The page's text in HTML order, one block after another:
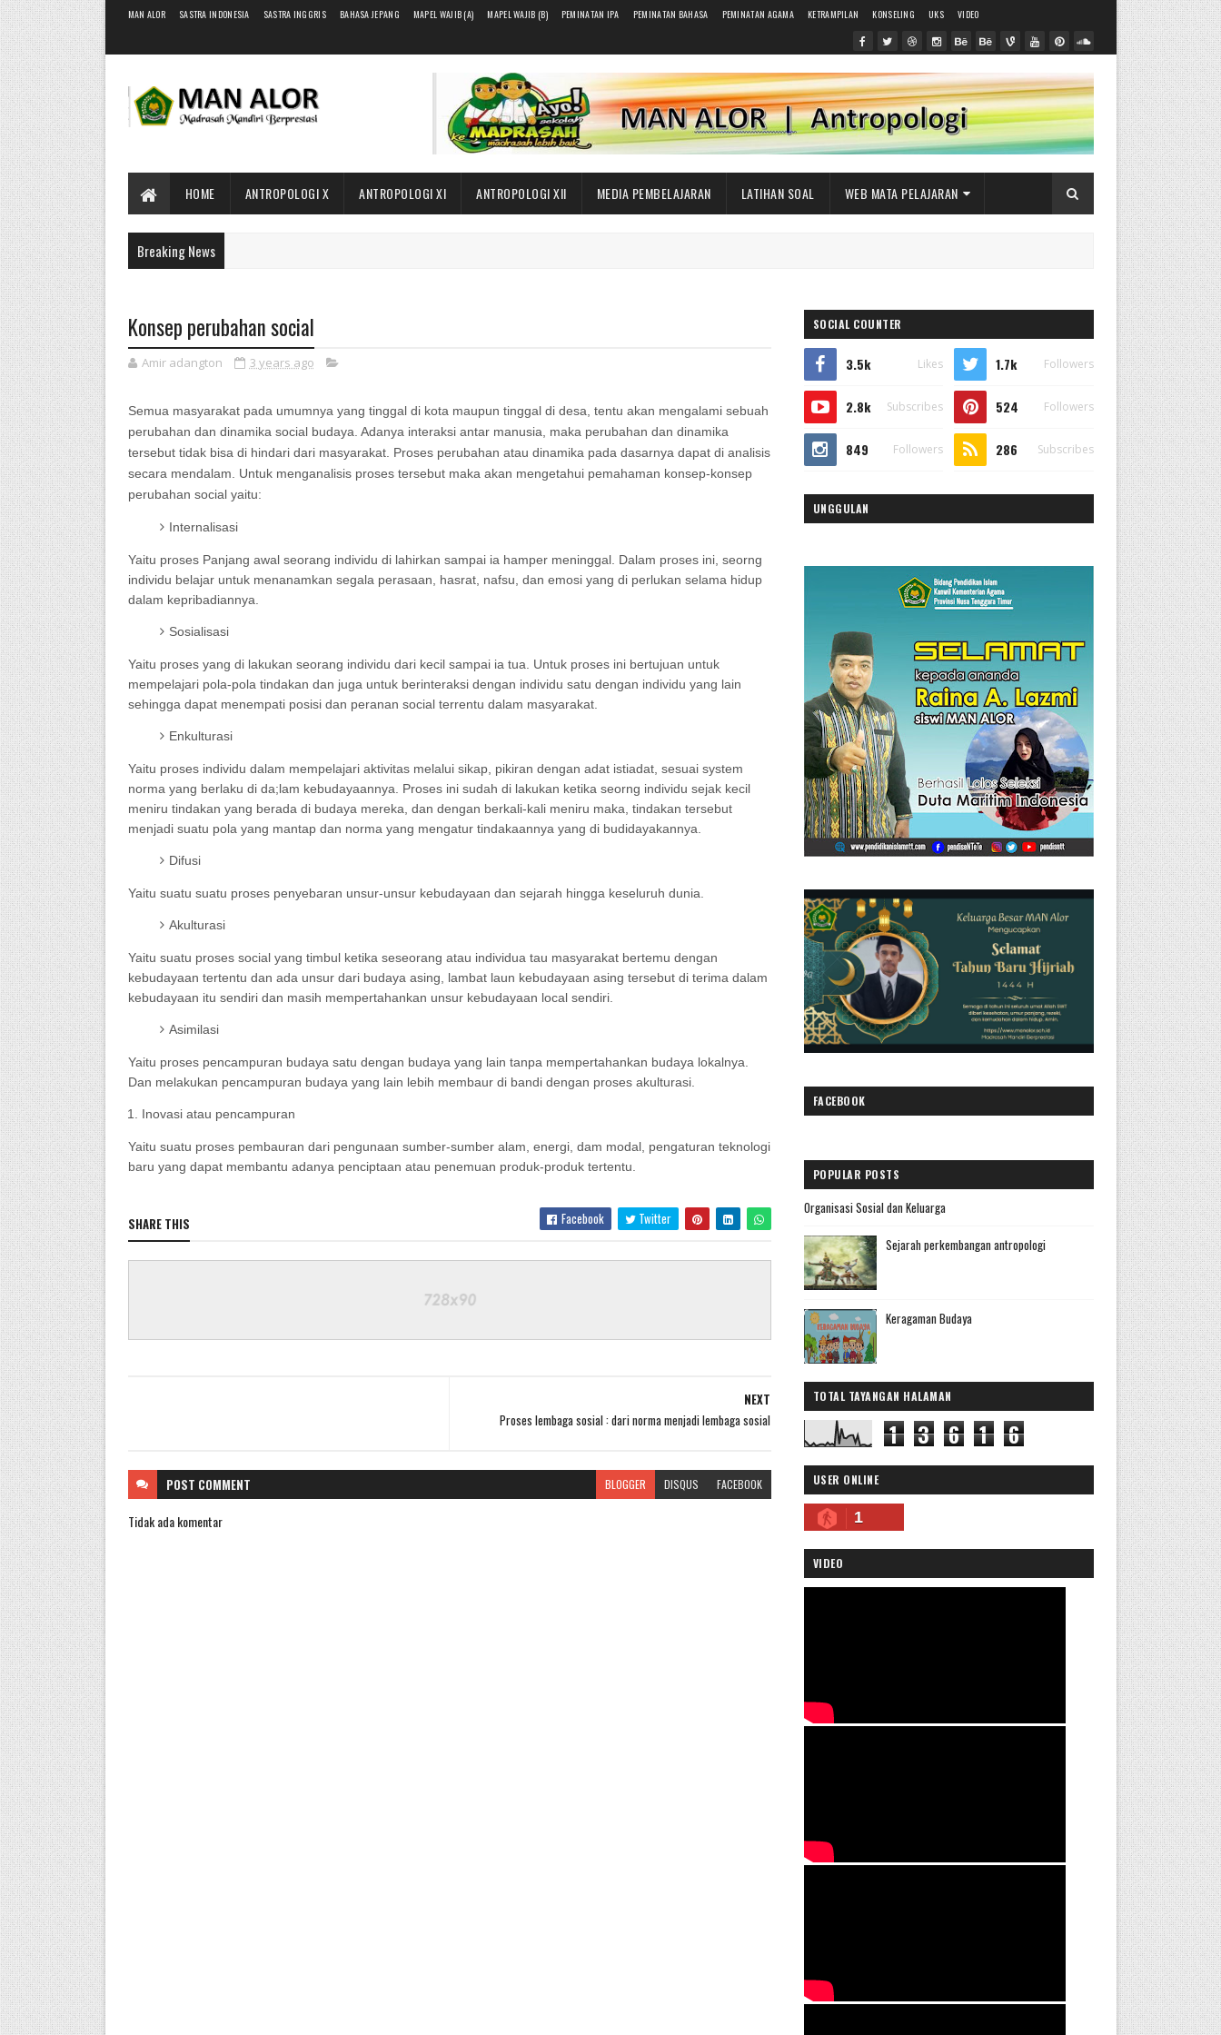
MAN ALOR SASTRA INDONESIA SASTRA INGGRIS BAHASA JEPANG MAPEL WAJIB (A) MAPEL WAJIB (B) PEMINATAN IPA PEMINATAN BAHASA PEMINATAN AGAMA KETRAMPILAN KONSELING UKS VIDEO
HOME ANTROPOLOGI X ANTROPOLOGI XI ANTROPOLOGI XII MEDIA PEMBELAJARAN LATIHAN SOAL WEB MATA PELAJARAN
Breaking News
Konsep perubahan social
Amir adangton 3 years ago
Semua masyarakat pada umumnya yang tinggal di kota maupun tinggal di desa, tentu akan mengalami sebuah
perubahan dan dinamika social budaya. Adanya interaksi antar manusia, maka perubahan dan dinamika
tersebut tidak bisa di hindari dari masyarakat. Proses perubahan atau dinamika pada dasarnya dapat di analisis
secara mendalam. Untuk menganalisis proses tersebut maka akan mengetahui pemahaman konsep-konsep
perubahan social yaitu:
Internalisasi
Yaitu proses Panjang awal seorang individu di lahirkan sampai ia hamper meninggal. Dalam proses ini, seorng
individu belajar untuk menanamkan segala perasaan, hasrat, nafsu, dan emosi yang di perlukan selama hidup
dalam kepribadiannya.
Sosialisasi
Yaitu proses yang di lakukan seorang individu dari kecil sampai ia tua. Untuk proses ini bertujuan untuk
mempelajari pola-pola tindakan dan juga untuk berinteraksi dengan individu satu dengan individu yang lain
sehingga dapat menempati posisi dan peranan social terrentu dalam masyarakat.
Enkulturasi
Yaitu proses individu dalam mempelajari aktivitas melalui sikap, pikiran dengan adat istiadat, sesuai system
norma yang berlaku di da;lam kebudayaannya. Proses ini sudah di lakukan ketika seorng individu sejak kecil
meniru tindakan yang berada di budaya mereka, dan dengan berkali-kali meniru maka, tindakan tersebut
menjadi suatu pola yang mantap dan norma yang mengatur tindakaannya yang di budidayakannya.
Difusi
Yaitu suatu suatu proses penyebaran unsur-unsur kebudayaan dan sejarah hingga keseluruh dunia.
Akulturasi
Yaitu suatu proses social yang timbul ketika seseorang atau individua tau masyarakat bertemu dengan
kebudayaan tertentu dan ada unsur dari budaya asing, lambat laun kebudayaan asing tersebut di terima dalam
kebudayaan itu sendiri dan masih mempertahankan unsur kebudayaan local sendiri.
Asimilasi
Yaitu proses pencampuran budaya satu dengan budaya yang lain tanpa mempertahankan budaya lokalnya.
Dan melakukan pencampuran budaya yang lain lebih membaur di bandi dengan proses akulturasi.
Inovasi atau pencampuran
Yaitu suatu proses pembauran dari pengunaan sumber-sumber alam, energi, dam modal, pengaturan teknologi
baru yang dapat membantu adanya penciptaan atau penemuan produk-produk tertentu.
SHARE THIS Facebook Twitter
NEXT
Proses lembaga sosial : dari norma menjadi lembaga sosial
POST COMMENT BLOGGER DISQUS FACEBOOK
Tidak ada komentar
SOCIAL COUNTER
3.5k Likes 1.7k Followers
2.8k Subscribes 524 Followers
849 Followers 286 Subscribes
UNGGULAN
FACEBOOK
POPULAR POSTS
Organisasi Sosial dan Keluarga
Sejarah perkembangan antropologi
Keragaman Budaya
TOTAL TAYANGAN HALAMAN
1 3 6 1 6
USER ONLINE
1
VIDEO